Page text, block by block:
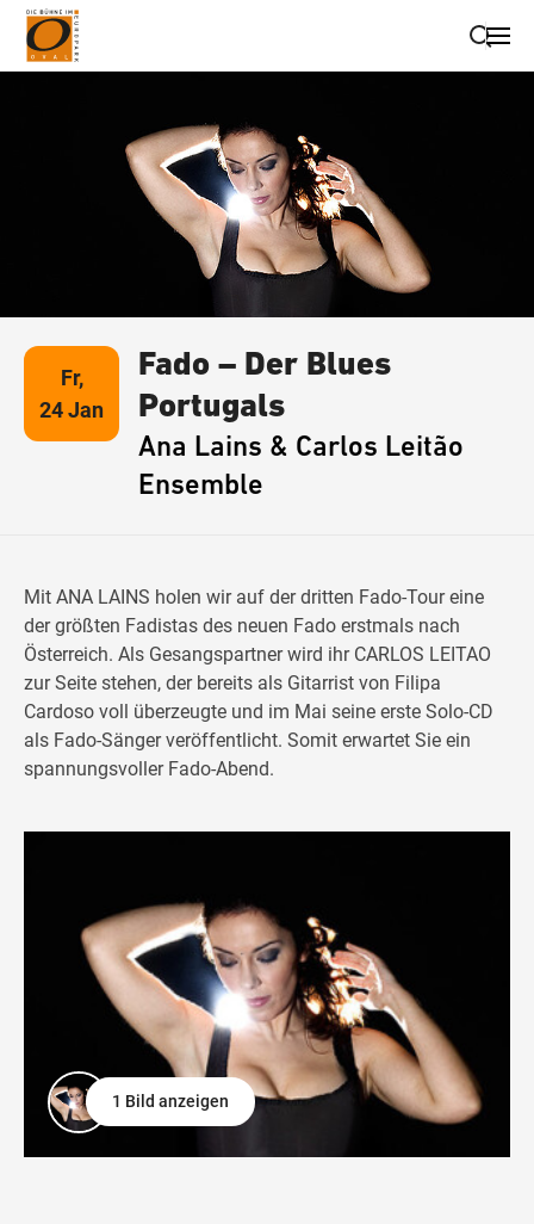
Wegbeschreibung erhalten
Fr,
24 Jan
Fado – Der Blues
Portugals
Ana Lains & Carlos Leitão
Ensemble
Mit ANA LAINS holen wir auf der dritten Fado-Tour eine
der größten Fadistas des neuen Fado erstmals nach
Österreich. Als Gesangspartner wird ihr CARLOS LEITAO
zur Seite stehen, der bereits als Gitarrist von Filipa
Cardoso voll überzeugte und im Mai seine erste Solo-CD
als Fado-Sänger veröffentlicht. Somit erwartet Sie ein
spannungsvoller Fado-Abend.
1 Bild anzeigen